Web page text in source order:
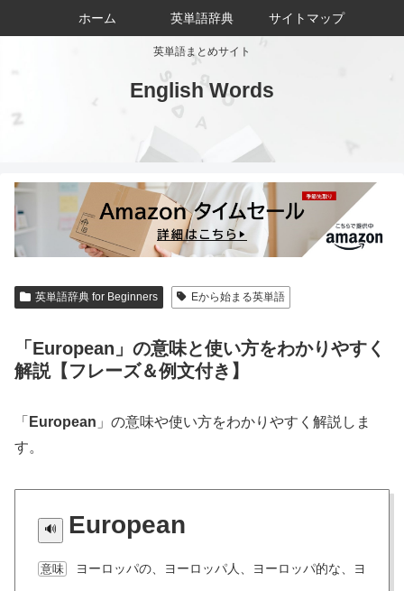
英単語まとめサイト
English Words
ホーム 英単語辞典 サイトマップ
英単語辞典 for Beginners Eから始まる英単語
「European」の意味と使い方をわかりやすく
解説【フレーズ＆例文付き】
「 European 」の意味や使い方をわかりやすく解説しま
す。
European
意味 ヨーロッパの、ヨーロッパ人、ヨーロッパ的な、ヨ